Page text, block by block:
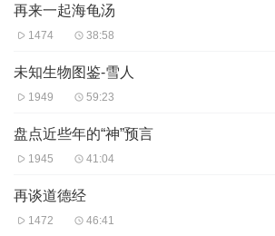
再来一起海龟汤
1474 38:58
未知生物图鉴-雪人
1949 59:23
盘点近些年的“神”预言
1945 41:04
再谈道德经
1472 46:41